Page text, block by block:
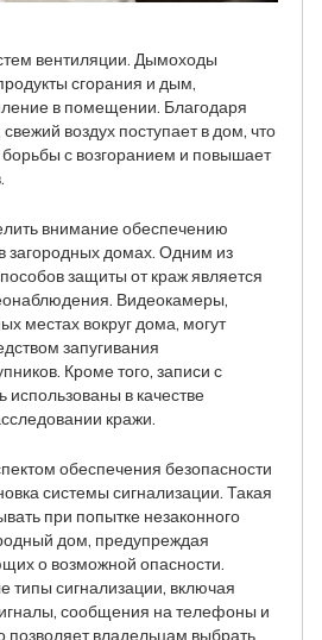
вентиляции. Дымоходы
сгорания и дым,
в помещении. Благодаря
воздух поступает в дом, что
с возгоранием и повышает
внимание обеспечению
загородных домах. Одним из
защиты от краж является
Видеокамеры,
местах вокруг дома, могут
запугивания
Кроме того, записи с
использованы в качестве
кражи.
обеспечения безопасности
системы сигнализации. Такая
при попытке незаконного
дом, предупреждая
о возможной опасности.
типы сигнализации, включая
сообщения на телефоны и
позволяет владельцам выбрать